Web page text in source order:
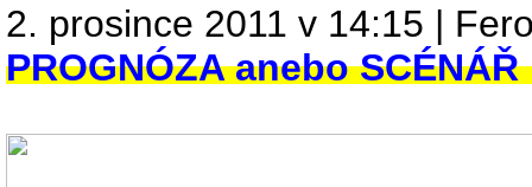
2. prosince 2011 v 14:15 |
PROGNÓZA anebo